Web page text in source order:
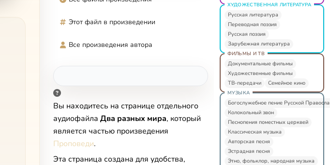
Этот файл в произведении
Все произведения автора
Вы находитесь на странице отдельного
аудиофайла Два разных мира, который
является частью произведения
Проповеди.
Эта страница создана для удобства,
ХУДОЖЕСТВЕННАЯ ЛИТЕРАТУРА
Русская литература
Переводная поэзия
Русская поэзия
Зарубежная литература
ФИЛЬМЫ И ТВ
Документальные фильмы
Художественные фильмы
ТВ-передачи
Семейное кино
МУЗЫКА
Богослужебное пение Русской
Колокольный звон
Песнопения поместных церквей
Классическая музыка
Авторская песня
Эстрадная песня
Этно, фольклор, народная музыка